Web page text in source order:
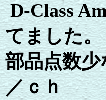
D-Class
てました。
部品点数
／ｃｈ